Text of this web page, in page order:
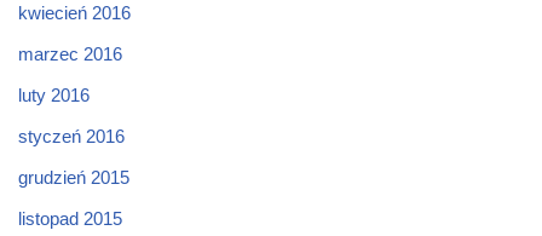
kwiecień 2016
marzec 2016
luty 2016
styczeń 2016
grudzień 2015
listopad 2015